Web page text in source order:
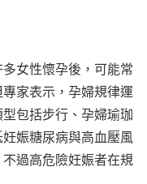
多女性懷孕後，可能常
家表示，孕婦規律運
包括步行、孕婦瑜珈
娠糖尿病與高血壓風
過高危險妊娠者在規